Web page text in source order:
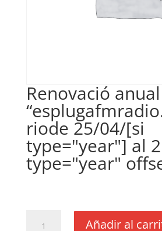
Renovació
riode 25/04/[si
type="year"] al
type="year"
Añadir al